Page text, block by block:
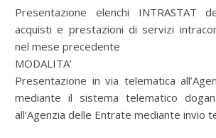
Presentazione elenchi INTRASTAT
acquisti e prestazioni di servizi
nel mese precedente
MODALITA’
Presentazione in via telematica
mediante il sistema telematico
all’Agenzia delle Entrate mediante invio